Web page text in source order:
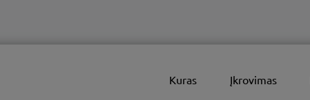
Kuras Įkrovimas